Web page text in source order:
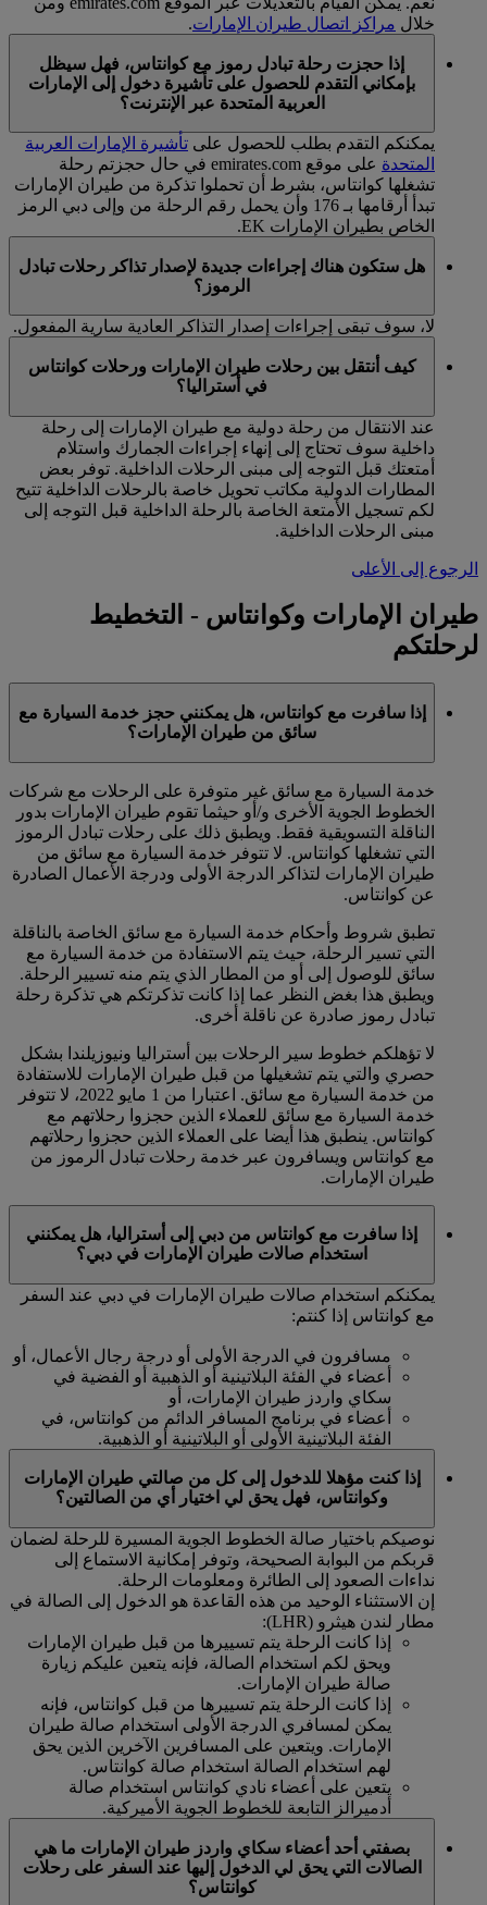
خلال مراكز اتصال طيران الإمارات.
إذا حجزت رحلة تبادل رموز مع كوانتاس، فهل سيظل
بإمكاني التقدم للحصول على تأشيرة دخول إلى الإمارات
العربية المتحدة عبر الإنترنت؟
يمكنكم التقدم بطلب للحصول على تأشيرة الإمارات العربية
المتحدة
على موقع emirates.com في حال حجزتم رحلة
تشغلها كوانتاس، بشرط أن تحملوا تذكرة من طيران الإمارات
تبدأ أرقامها بـ 176 وأن يحمل رقم الرحلة من وإلى دبي الرمز
الخاص بطيران الإمارات EK.
هل ستكون هناك إجراءات جديدة لإصدار تذاكر رحلات تبادل
الرموز؟
لا، سوف تبقى إجراءات إصدار التذاكر العادية سارية المفعول.
كيف أنتقل بين رحلات طيران الإمارات ورحلات كوانتاس
في أستراليا؟
عند الانتقال من رحلة دولية مع طيران الإمارات إلى رحلة
داخلية سوف تحتاج إلى إنهاء إجراءات الجمارك واستلام
أمتعتك قبل التوجه إلى مبنى الرحلات الداخلية. توفر بعض
المطارات الدولية مكاتب تحويل خاصة بالرحلات الداخلية تتيح
لكم تسجيل الأمتعة الخاصة بالرحلة الداخلية قبل التوجه إلى
مبنى الرحلات الداخلية.
الرجوع إلى الأعلى
طيران الإمارات وكوانتاس - التخطيط
لرحلتكم
إذا سافرت مع كوانتاس، هل يمكنني حجز خدمة السيارة مع
سائق من طيران الإمارات؟
خدمة السيارة مع سائق غير متوفرة على الرحلات مع شركات
الخطوط الجوية الأخرى و/أو حيثما تقوم طيران الإمارات بدور
الناقلة التسويقية فقط. ويطبق ذلك على رحلات تبادل الرموز
التي تشغلها كوانتاس. لا تتوفر خدمة السيارة مع سائق من
طيران الإمارات لتذاكر الدرجة الأولى ودرجة الأعمال الصادرة
عن كوانتاس.
تطبق شروط وأحكام خدمة السيارة مع سائق الخاصة بالناقلة
التي تسير الرحلة، حيث يتم الاستفادة من خدمة السيارة مع
سائق للوصول إلى أو من المطار الذي يتم منه تسيير الرحلة.
ويطبق هذا بغض النظر عما إذا كانت تذكرتكم هي تذكرة رحلة
تبادل رموز صادرة عن ناقلة أخرى.
لا تؤهلكم خطوط سير الرحلات بين أستراليا ونيوزيلندا بشكل
حصري والتي يتم تشغيلها من قبل طيران الإمارات للاستفادة
من خدمة السيارة مع سائق. اعتبارا من 1 مايو 2022، لا تتوفر
خدمة السيارة مع سائق للعملاء الذين حجزوا رحلاتهم مع
كوانتاس. ينطبق هذا أيضا على العملاء الذين حجزوا رحلاتهم
مع كوانتاس ويسافرون عبر خدمة رحلات تبادل الرموز من
طيران الإمارات.
إذا سافرت مع كوانتاس من دبي إلى أستراليا، هل يمكنني
استخدام صالات طيران الإمارات في دبي؟
يمكنكم استخدام صالات طيران الإمارات في دبي عند السفر
مع كوانتاس إذا كنتم:
مسافرون في الدرجة الأولى أو درجة رجال الأعمال، أو
أعضاء في الفئة البلاتينية أو الذهبية أو الفضية في
سكاي واردز طيران الإمارات، أو
أعضاء في برنامج المسافر الدائم من كوانتاس، في
الفئة البلاتينية الأولى أو البلاتينية أو الذهبية.
إذا كنت مؤهلا للدخول إلى كل من صالتي طيران الإمارات
وكوانتاس، فهل يحق لي اختيار أي من الصالتين؟
نوصيكم باختيار صالة الخطوط الجوية المسيرة للرحلة لضمان
قربكم من البوابة الصحيحة، وتوفر إمكانية الاستماع إلى
نداءات الصعود إلى الطائرة ومعلومات الرحلة.
إن الاستثناء الوحيد من هذه القاعدة هو الدخول إلى الصالة في
مطار لندن هيثرو (LHR):
إذا كانت الرحلة يتم تسييرها من قبل طيران الإمارات
ويحق لكم استخدام الصالة، فإنه يتعين عليكم زيارة
صالة طيران الإمارات.
إذا كانت الرحلة يتم تسييرها من قبل كوانتاس، فإنه
يمكن لمسافري الدرجة الأولى استخدام صالة طيران
الإمارات. ويتعين على المسافرين الآخرين الذين يحق
لهم استخدام الصالة استخدام صالة كوانتاس.
يتعين على أعضاء نادي كوانتاس استخدام صالة
أدميرالز التابعة للخطوط الجوية الأميركية.
بصفتي أحد أعضاء سكاي واردز طيران الإمارات ما هي
الصالات التي يحق لي الدخول إليها عند السفر على رحلات
كوانتاس؟